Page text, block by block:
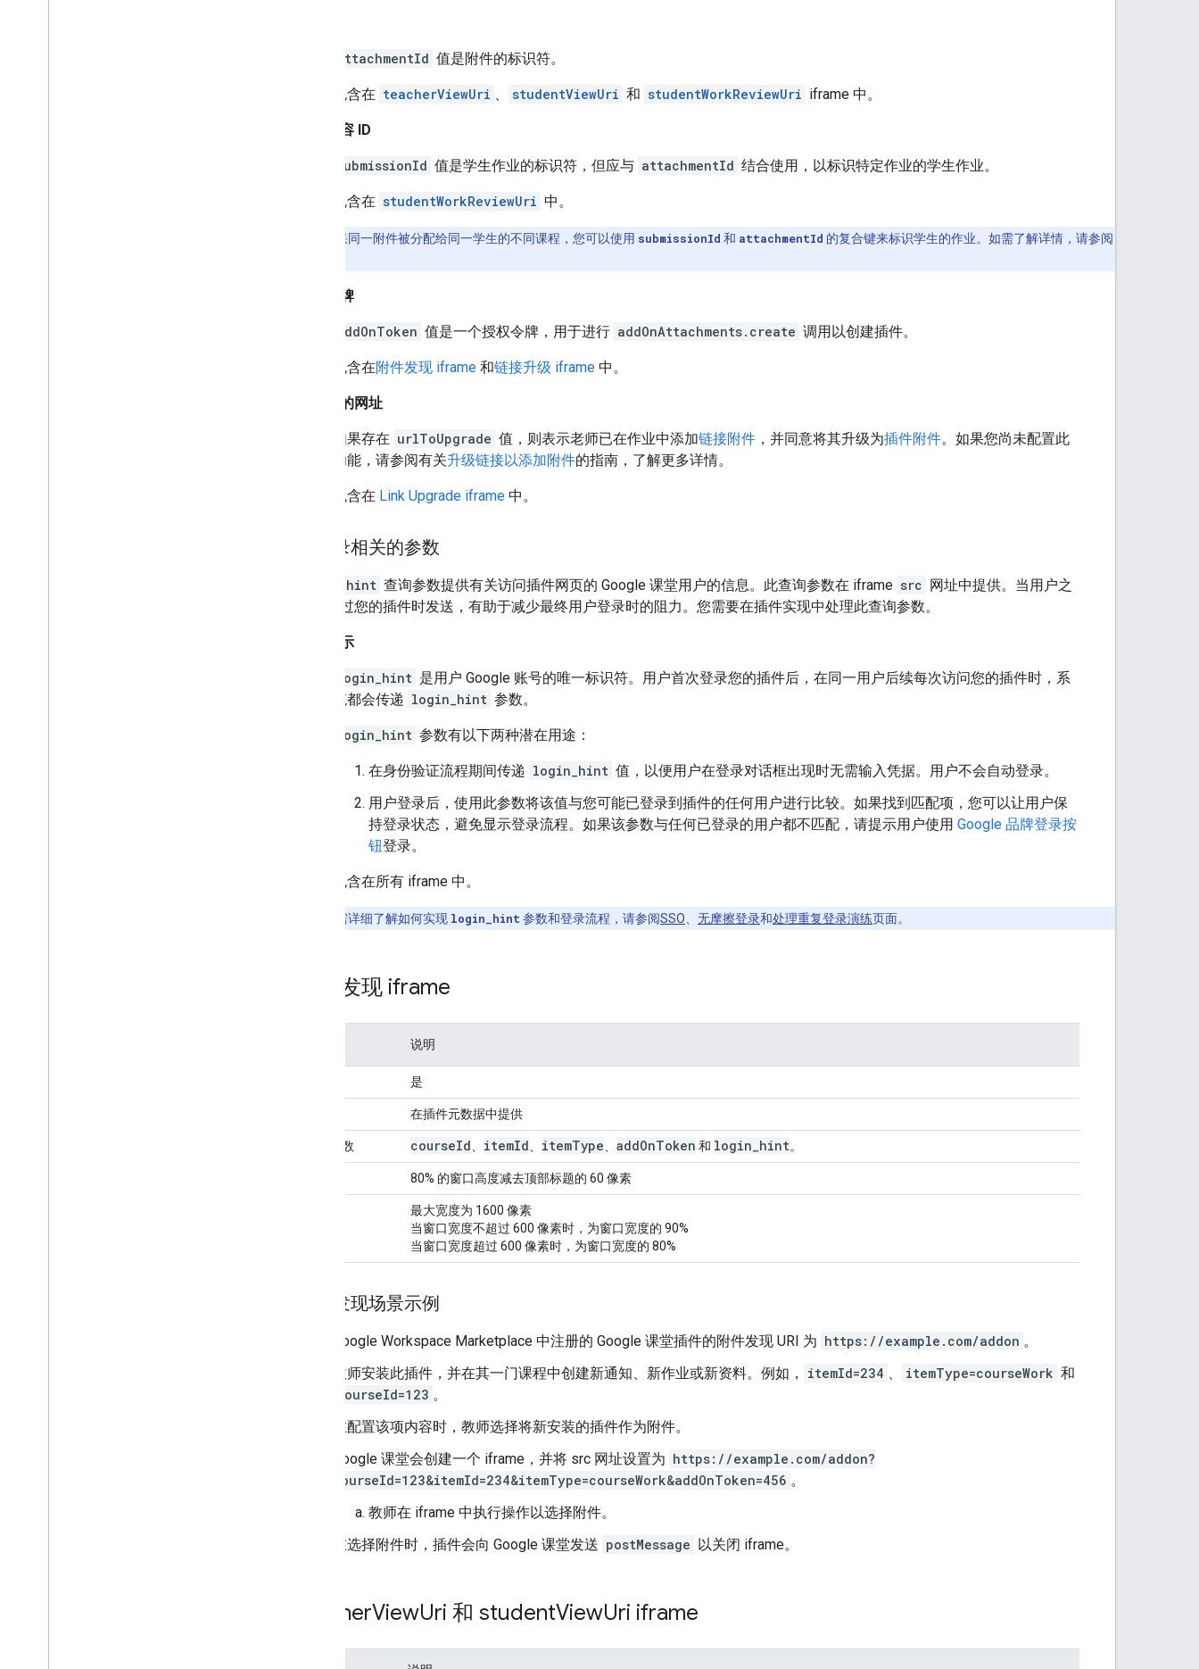
attachmentId 值是附件的标识符。
包含在 teacherViewUri 、 studentViewUri 和 studentWorkReviewUri iframe 中。
提交内容 ID
submissionId 值是学生作业的标识符，但应与 attachmentId 结合使用，以标识特定作业的学生作业。
包含在 studentWorkReviewUri 中。
如果同一附件被分配给同一学生的不同课程，您可以使用 submissionId 和 attachmentId 的复合键来标识学生的作业。如需了解详情，请参阅
插件令牌
addOnToken 值是一个授权令牌，用于进行 addOnAttachments.create 调用以创建插件。
包含在附件发现 iframe 和链接升级 iframe 中。
要升级的网址
如果存在 urlToUpgrade 值，则表示老师已在作业中添加链接附件 ，并同意将其升级为插件附件。如果您尚未配置此
功能，请参阅有关升级链接以添加附件的指南，了解更多详情。
包含在 Link Upgrade iframe 中。
与登录相关的参数
login_hint 查询参数提供有关访问插件网页的 Google 课堂用户的信息。此查询参数在 iframe src 网址中提供。当用户之
前使用过您的插件时发送，有助于减少最终用户登录时的阻力。您需要在插件实现中处理此查询参数。
登录提示
login_hint 是用户 Google 账号的唯一标识符。用户首次登录您的插件后，在同一用户后续每次访问您的插件时，系
统都会传递 login_hint 参数。
login_hint 参数有以下两种潜在用途：
在身份验证流程期间传递 login_hint 值，以便用户在登录对话框出现时无需输入凭据。用户不会自动登录。
用户登录后，使用此参数将该值与您可能已登录到插件的任何用户进行比较。如果找到匹配项，您可以让用户保
持登录状态，避免显示登录流程。如果该参数与任何已登录的用户都不匹配，请提示用户使用 Google 品牌登录按
钮登录。
包含在所有 iframe 中。
如需详细了解如何实现 login_hint 参数和登录流程，请参阅SSO 无摩擦登录和处理重复登录演练页面。
附件发现 iframe
说明
是
在插件元数据中提供
查询参数 courseId itemId itemType addOnToken 和 login hint。
80% 的窗口高度减去顶部标题的 60 像素
最大宽度为 1600 像素
当窗口宽度不超过 600 像素时，为窗口宽度的 90%
当窗口宽度超过 600 像素时，为窗口宽度的 80%
附件发现场景示例
Google Workspace Marketplace 中注册的 Google 课堂插件的附件发现 URI 为 https://example.com/addon 。
教师安装此插件，并在其一门课程中创建新通知、新作业或新资料。例如，
itemId=234 、 itemType=courseWork 和
courseId=123 。
在配置该项内容时，教师选择将新安装的插件作为附件。
Google 课堂会创建一个 iframe，并将 src 网址设置为 https://example.com/addon?
courseId=123&itemId=234&itemType=courseWork&addOnToken=456 。
教师在 iframe 中执行操作以选择附件。
在选择附件时，插件会向 Google 课堂发送 postMessage 以关闭 iframe。
teacherViewUri 和 studentViewUri iframe